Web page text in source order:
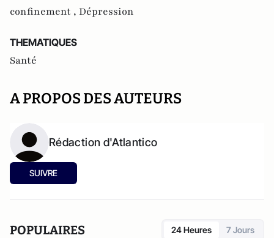
confinement , Dépression
THEMATIQUES
Santé
A PROPOS DES AUTEURS
Rédaction d'Atlantico
SUIVRE
POPULAIRES 24 Heures 7 Jours